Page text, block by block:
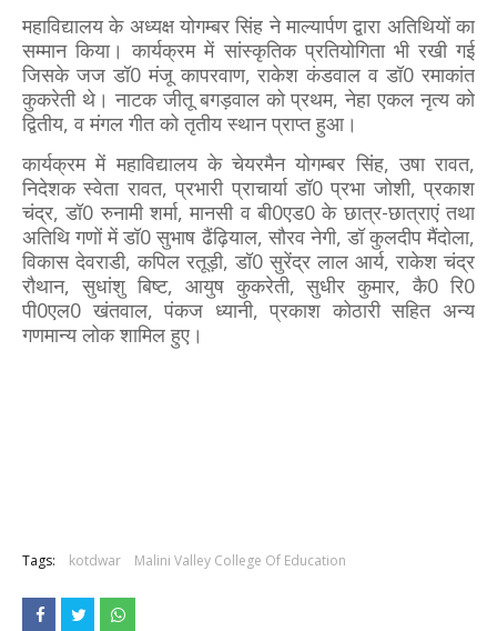
महाविद्यालय के अध्यक्ष योगम्बर सिंह ने माल्यार्पण द्वारा अतिथियों का
सम्मान किया। कार्यक्रम में सांस्कृतिक प्रतियोगिता भी रखी गई
जिसके जज डॉ0 मंजू कापरवाण, राकेश कंडवाल व डॉ0 रमाकांत
कुकरेती थे। नाटक जीतू बगड़वाल को प्रथम, नेहा एकल नृत्य को
द्वितीय, व मंगल गीत को तृतीय स्थान प्राप्त हुआ।
कार्यक्रम में महाविद्यालय के चेयरमैन योगम्बर सिंह, उषा रावत,
निदेशक स्वेता रावत, प्रभारी प्राचार्या डॉ0 प्रभा जोशी, प्रकाश
चंद्र, डॉ0 रुनामी शर्मा, मानसी व बी0एड0 के छात्र-छात्राएं तथा
अतिथि गणों में डॉ0 सुभाष ढैंढ़ियाल, सौरव नेगी, डॉ कुलदीप मैंदोला,
विकास देवराडी, कपिल रतूड़ी, डॉ0 सुरेंद्र लाल आर्य, राकेश चंद्र
रौथान, सुधांशु बिष्ट, आयुष कुकरेती, सुधीर कुमार, कै0 रि0
पी0एल0 खंतवाल, पंकज ध्यानी, प्रकाश कोठारी सहित अन्य
गणमान्य लोक शामिल हुए।
Tags: kotdwar Malini Valley College Of Education